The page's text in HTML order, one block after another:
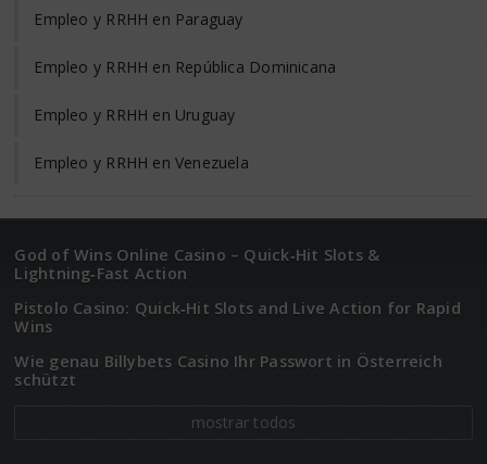
Empleo y RRHH en Paraguay
Empleo y RRHH en República Dominicana
Empleo y RRHH en Uruguay
Empleo y RRHH en Venezuela
God of Wins Online Casino – Quick‑Hit Slots &
Lightning‑Fast Action
Pistolo Casino: Quick‑Hit Slots and Live Action for Rapid
Wins
Wie genau Billybets Casino Ihr Passwort in Österreich
schützt
mostrar todos